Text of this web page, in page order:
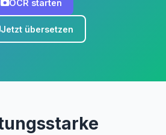
OCR starten
Jetzt übersetzen